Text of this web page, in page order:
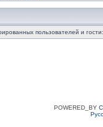
пользователей и
POWERED_BY